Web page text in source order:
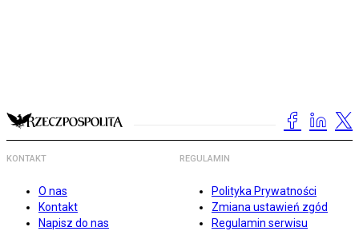
KONTAKT
O nas
Kontakt
Napisz do nas
REGULAMIN
Polityka Prywatności
Zmiana ustawień zgód
Regulamin serwisu